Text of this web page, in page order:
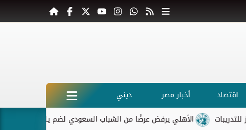
اقتصاد أخبار مصر
ديني
الأهلي يرفض عرضًا من الشباب السعودي لضم ياسر إبراهيم